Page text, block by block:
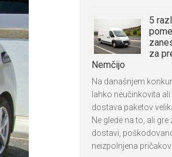
5
za
Nemčijo
Na današnjem
lahko neučinkovita
dostava paketov
Ne glede na to, ali
dostavi,
neizpolnjena